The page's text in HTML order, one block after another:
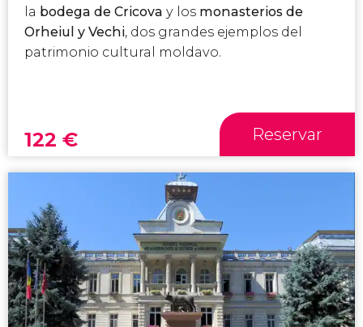
la bodega de Cricova y los monasterios de
Orheiul y Vechi, dos grandes ejemplos del
patrimonio cultural moldavo.
122 € Reservar